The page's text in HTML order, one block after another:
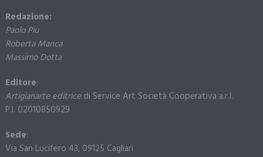
Redazione:
Paolo Piu
Roberta Manca
Massimo Dotta
Editore:
Artigianarte editricedi Service Art Società Cooperativa a.r.l.
P.I. 02010850929
Sede:
Via San Lucifero 43, 09125 Cagliari